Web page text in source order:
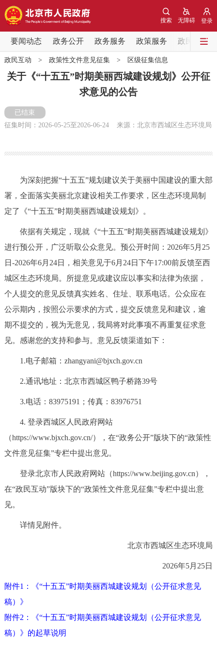
登录
无障碍
搜索
要闻动态 政务公开 政务服务 政策服务 政民互动
要闻动态
党中央精神 国务院信息 中央部委动态
会议信息
各区热点
政策兑现 政策解读 回应关切
决策公开 专题公开
政务服务
个人服务 法人服务 部门服务
便民服务 利企服务 投资项目
中介服务 阳光政务
政民互动
12345网上接诉即办 我要咨询
走进北京
绿色北京 图说北京 视频北京
日本語
РУССКИЙ ЯЗЫК
ITALIANO
政民互动 > 政策性文件意见征集> 区级征集信息
关于《“十五五”时期美丽西城建设规划》公开征
求意见的公告
已结束
征集时间： 2026-05-25至 2026-06-24 来源：北京市西城区生态环境局
为深刻把握“十五五”规划建议关于美丽中国建设的重大部
署，全面落实美丽北京建设相关工作要求，区生态环境局制
定了《“十五五”时期美丽西城建设规划》。
依据有关规定，现就《“十五五”时期美丽西城建设规划》
进行预公开，广泛听取公众意见。预公开时间：2026年5月25
日-2026年6月24日，相关意见于6月24日下午17:00前反馈至西
城区生态环境局。所提意见或建议应以事实和法律为依据，
个人提交的意见反馈真实姓名、住址、联系电话。公众应在
公示期内，按照公示要求的方式，提交反馈意见和建议，逾
期不提交的，视为无意见，我局将对此事项不再重复征求意
见。感谢您的支持和参与。意见反馈渠道如下：
1.电子邮箱：zhangyani@bjxch.gov.cn
2.通讯地址：北京市西城区鸭子桥路39号
3.电话：83975191；传真：83976751
4. 登录西城区人民政府网站
（https://www.bjxch.gov.cn/），在“政务公开”版块下的“政策性
文件意见征集”专栏中提出意见。
登录北京市人民政府网站（https://www.beijing.gov.cn），
在“政民互动”版块下的“政策性文件意见征集”专栏中提出意
见。
详情见附件。
北京市西城区生态环境局
2026年5月25日
附件1：《“十五五”时期美丽西城建设规划（公开征求意见
稿）》
附件2：《“十五五”时期美丽西城建设规划（公开征求意见
稿）》的起草说明